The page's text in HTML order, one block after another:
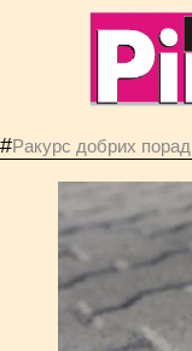
#Ракурс добрих порад